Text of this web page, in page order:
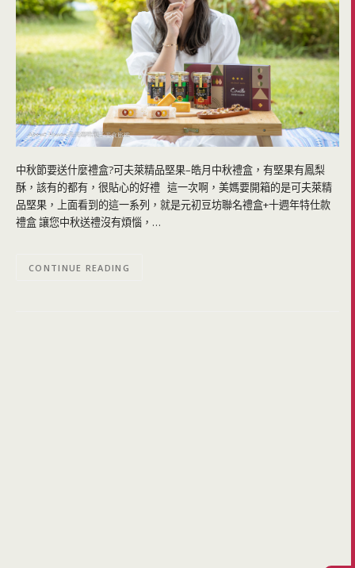
中秋節要送什麼禮盒?可夫萊精品堅果–皓月中秋禮盒，有堅果有鳳梨
酥，該有的都有，很貼心的好禮 這一次啊，美媽要開箱的是可夫萊精
品堅果，上面看到的這一系列，就是元初豆坊聯名禮盒+十週年特仕款
禮盒 讓您中秋送禮沒有煩惱，…
CONTINUE READING